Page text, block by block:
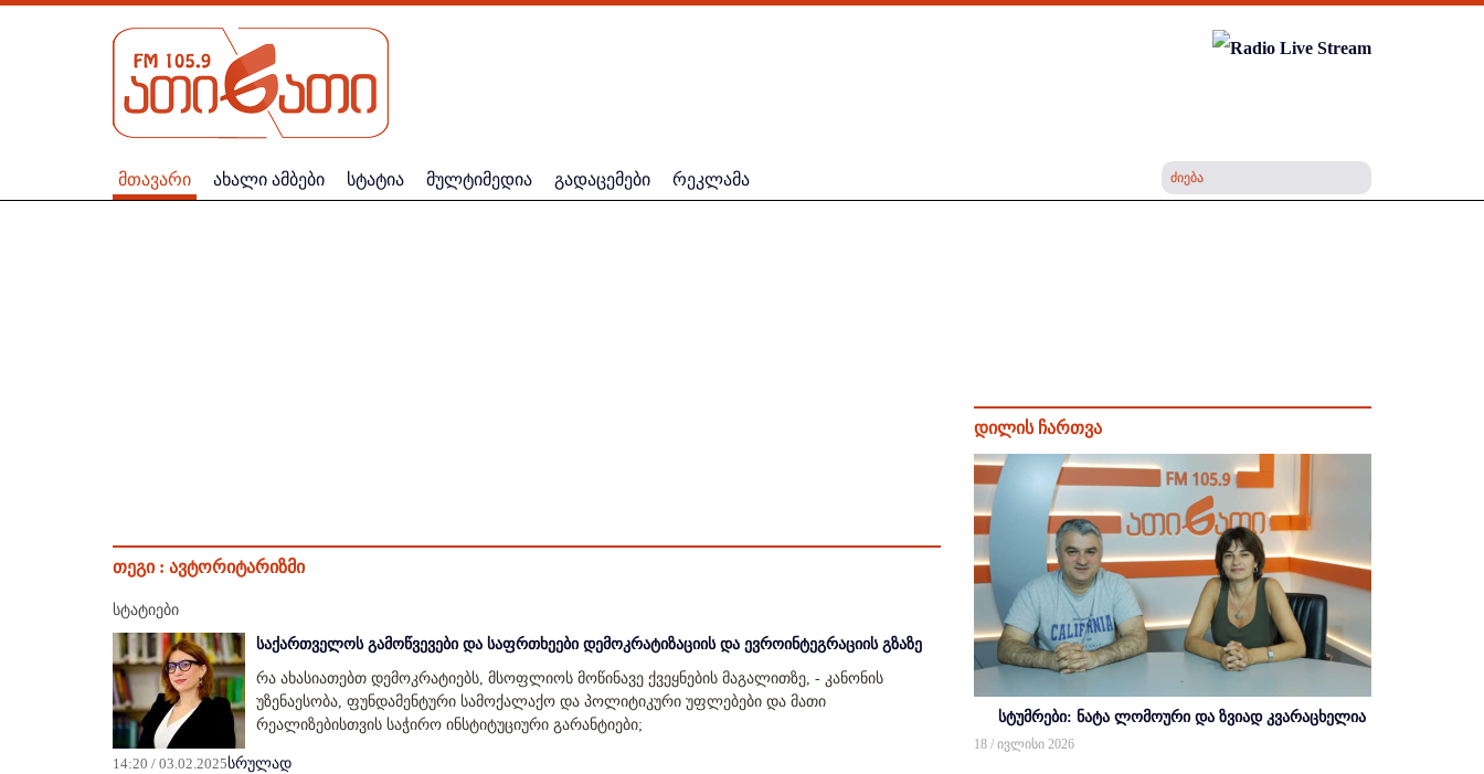
მთავარი ახალი ამბები სტატია მულტიმედია გადაცემები რეკლამა
თეგი : ავტორიტარიზმი
სტატიები
საქართველოს გამოწვევები და საფრთხეები დემოკრატიზაციის და ევროინტეგრაციის გზაზე
რა ახასიათებთ დემოკრატიებს, მსოფლიოს მოწინავე ქვეყნების მაგალითზე, - კანონის
უზენაესობა, ფუნდამენტური სამოქალაქო და პოლიტიკური უფლებები და მათი
რეალიზებისთვის საჭირო ინსტიტუციური გარანტიები;
14:20 / 03.02.2025სრულად
დილის ჩართვა
სტუმრები: ნატა ლომოური და ზვიად კვარაცხელია
18 / ივლისი 2026